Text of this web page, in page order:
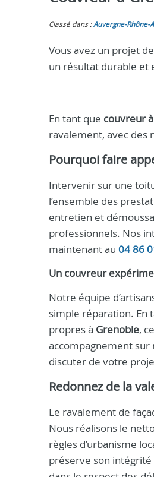
Classé dans :Auvergne-Rhône-
Vous avez un projet
un résultat durable et
En tant que couvreur
ravalement, avec des
Pourquoi faire
Intervenir sur une
l’ensemble des
entretien et
professionnels. Nos
maintenant au 04 86
Un couvreur
Notre équipe
simple réparation. En
propres à Grenoble,
accompagnement sur
discuter de votre
Redonnez de la
Le ravalement de
Nous réalisons le
règles d’urbanisme
préserve son intégrité